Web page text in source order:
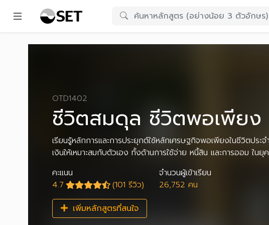
OTD1402
ชีวิตสมดุล ชีวิตพอเพียง
เรียนรู้หลักการและการประยุกต์ใช้หลักเศรษฐกิจพอเพียงในชีวิตประ
เงินให้เหมาะสมกับตัวเอง ทั้งด้านการใช้จ่าย หนี้สิน และการออม ใน
คะแนน
4.7
(101 รีวิว)
จำนวนผู้เข้าเรียน
26,752 คน
เพิ่มหลักสูตรที่สนใจ